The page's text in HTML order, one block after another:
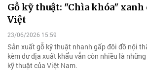
Gỗ kỹ thuật: "Chìa khóa"
Việt
23/06/2026 15:59
Sản xuất gỗ kỹ thuật nhanh gấp đôi đồ nội
kèm dư địa xuất khẩu vẫn còn nhiều là
kỹ thuật của Việt Nam.